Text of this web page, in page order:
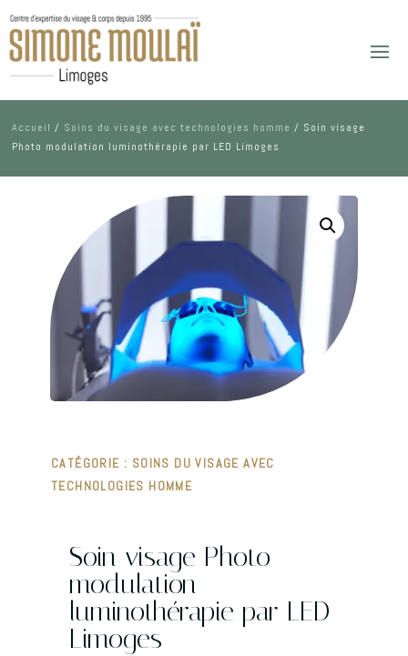
Accueil / Soins du visage avec technologies homme / Soin visage
Photo modulation luminothérapie par LED Limoges
CATÉGORIE : SOINS DU VISAGE AVEC
TECHNOLOGIES HOMME
Soin visage Photo
modulation
luminothérapie par LED
Limoges